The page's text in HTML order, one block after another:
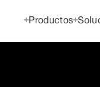
Productos